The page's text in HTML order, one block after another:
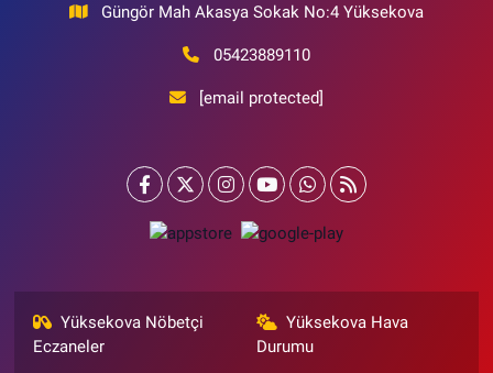
Güngör Mah Akasya Sokak No:4 Yüksekova
05423889110
[email protected]
Yüksekova Nöbetçi
Eczaneler
Yüksekova Hava
Durumu